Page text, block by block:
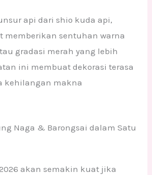
api dari shio kuda api,
memberikan sentuhan warna
gradasi merah yang lebih
ini membuat dekorasi terasa
kehilangan makna
Naga & Barongsai dalam Satu
akan semakin kuat jika